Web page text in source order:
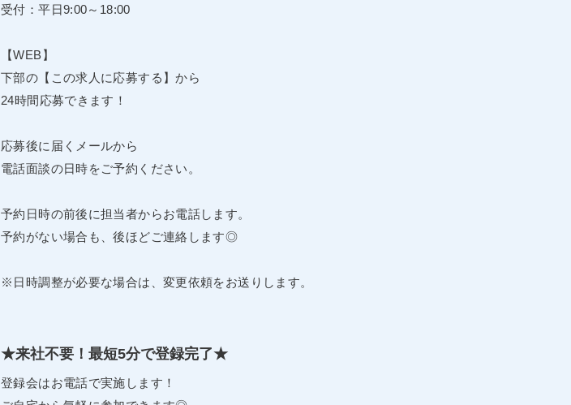
受付：平日9:00～18:00
【WEB】
下部の【この求人に応募する】から
24時間応募できます！
応募後に届くメールから
電話面談の日時をご予約ください。
予約日時の前後に担当者からお電話します。
予約がない場合も、後ほどご連絡します◎
※日時調整が必要な場合は、変更依頼をお送りします。
★来社不要！最短5分で登録完了★
登録会はお電話で実施します！